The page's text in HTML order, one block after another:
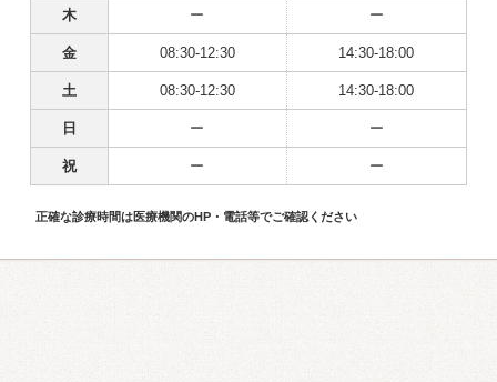
木 ー ー
金 08:30-12:30 14:30-18:00
土 08:30-12:30 14:30-18:00
日 ー ー
祝 ー ー
正確な診療時間は医療機関のHP・電話等でご確認ください